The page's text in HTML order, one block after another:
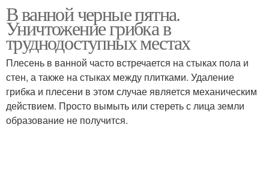
В ванной черные пятна.
Уничтожение грибка в
труднодоступных местах
Плесень в ванной часто встречается на стыках пола и
стен, а также на стыках между плитками. Удаление
грибка и плесени в этом случае является механическим
действием. Просто вымыть или стереть с лица земли
образование не получится.